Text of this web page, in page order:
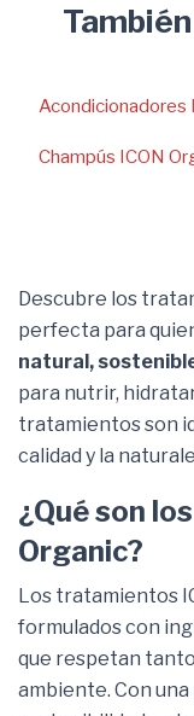
Acondicionadores
Champús ICON
Descubre los
perfecta para
natural,
para nutrir,
tratamientos son
calidad y la
¿Qué son
Organic?
Los tratamientos
formulados con
que respetan
ambiente. Con